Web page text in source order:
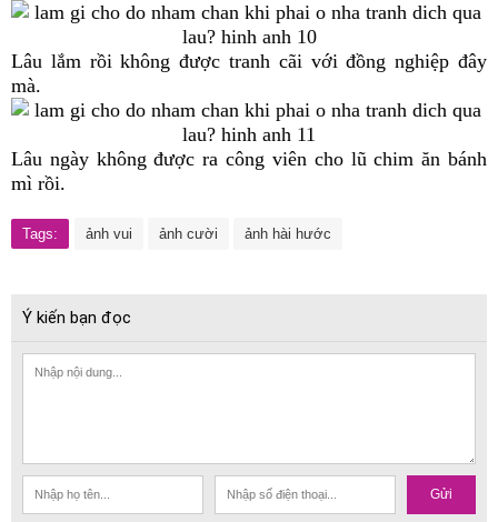
Lâu lắm rồi không được tranh cãi với đồng nghiệp đây
mà.
Lâu ngày không được ra công viên cho lũ chim ăn bánh
mì rồi.
Tags: ảnh vui ảnh cười ảnh hài hước
Ý kiến bạn đọc
Gửi